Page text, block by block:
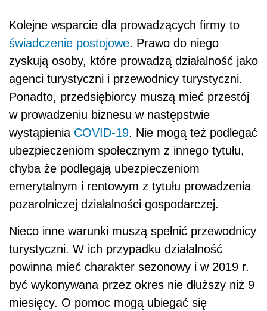
Kolejne wsparcie dla prowadzących firmy to
świadczenie postojowe. Prawo do niego
zyskują osoby, które prowadzą działalność jako
agenci turystyczni i przewodnicy turystyczni.
Ponadto, przedsiębiorcy muszą mieć przestój
w prowadzeniu biznesu w następstwie
wystąpienia COVID-19. Nie mogą też podlegać
ubezpieczeniom społecznym z innego tytułu,
chyba że podlegają ubezpieczeniom
emerytalnym i rentowym z tytułu prowadzenia
pozarolniczej działalności gospodarczej.
Nieco inne warunki muszą spełnić przewodnicy
turystyczni. W ich przypadku działalność
powinna mieć charakter sezonowy i w 2019 r.
być wykonywana przez okres nie dłuższy niż 9
miesięcy. O pomoc mogą ubiegać się